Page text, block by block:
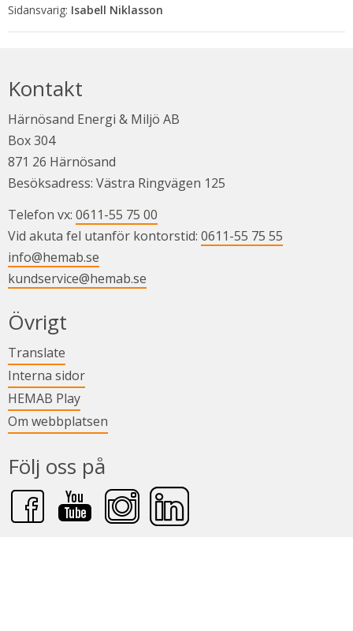
Isabell Niklasson
Kontakt
Härnösand Energi & Miljö AB
Box 304
871 26 Härnösand
Besöksadress: Västra Ringvägen 125
Telefon vx: 0611-55 75 00
Vid akuta fel utanför kontorstid: 0611-55 75 55
info@hemab.se
kundservice@hemab.se
Övrigt
Translate
Interna sidorLänk till annan webbplats.
HEMAB PlayLänk till annan webbplats.
Om webbplatsen
Följ oss på